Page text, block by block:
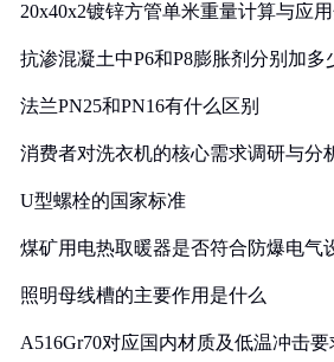
20x40x2镀锌方管单米重量计算与应
抗渗混凝土中P6和P8膨胀剂分别加多
法兰PN25和PN16有什么区别
消费者对洗衣机的核心需求调研与分
U型螺栓的国家标准
煤矿用电热取暖器是否符合防爆电气
照明母线槽的主要作用是什么
A516Gr70对应国内材质及低温冲击